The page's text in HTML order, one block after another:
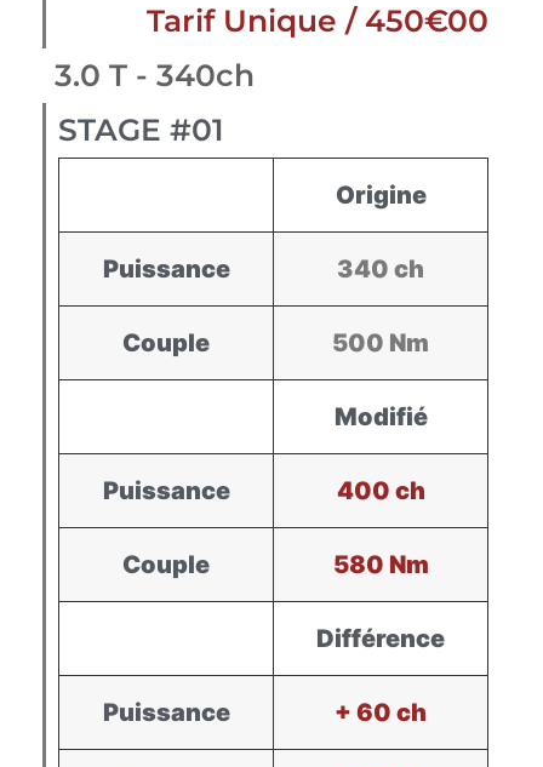
Tarif Unique / 450€00
3.0 T - 340ch
STAGE #01
Origine
Puissance 340 ch
Couple 500 Nm
Modifié
Puissance 400 ch
Couple 580 Nm
Différence
Puissance + 60 ch